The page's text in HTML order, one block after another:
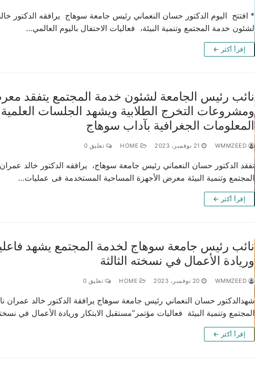
* افتتح اليوم الدكتور حسان النعماني رئيس جامعة سوهاج يرافقه الدكتور
لشئون خدمة المجتمع وتنمية البيئة، فعاليات الاحتفال باليوم العالمي…
إقرأ أكثر ←
نائب رئيس الجامعة لشئون خدمة المجتمع يتفقد
ومشروعات التخرج الطلابية ويشهد الجلسات العلمية
المعلومات الجغرافية بآداب سوهاج
21 نوفمبر، 2023 تعليق 0
تفقد الدكتور حسان النعماني رئيس جامعة سوهاج، يرافقه الدكتور خالد
المجتمع وتنمية البيئة معرض الأجهزة المساحية المستخدمة فى عمليات…
إقرأ أكثر ←
نائب رئيس جامعة سوهاج لخدمة المجتمع يشهد
وريادة الأعمال في نسخته الثالثة
20 نوفمبر، 2023 تعليق 0
شهدالدكتور حسان النعماني رئيس جامعة سوهاج يرافقة الدكتور خالد
المجتمع وتنمية البيئة فعاليات مؤتمر”مستقبل الابتكار وريادة الأعمال في
إقرأ أكثر ←